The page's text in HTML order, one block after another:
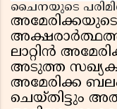
ചൈനയുടെ
ലാറ്റിൻ
അടുത്ത
അമേരിക്ക
ചെയ്തിട്ടും